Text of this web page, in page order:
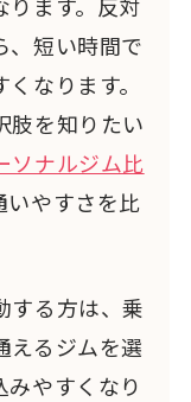
、短い時間で
なります。
肢を知りたい
ソナルジム比
いやすさを比
する方は、乗
えるジムを選
やすくなり